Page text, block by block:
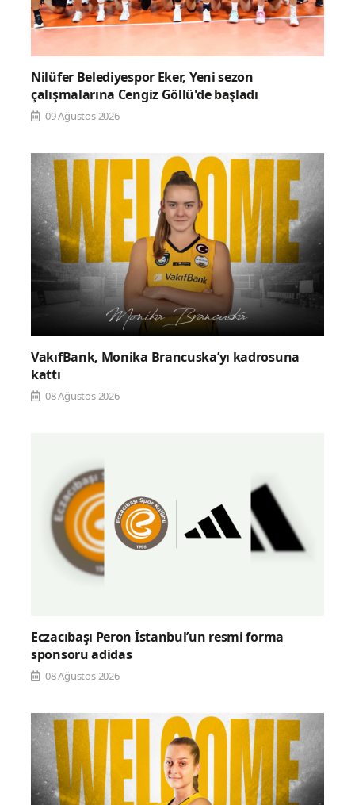
Nilüfer Belediyespor Eker, Yeni sezon
çalışmalarına Cengiz Göllü'de başladı
09 Ağustos 2026
VakıfBank, Monika Brancuska’yı kadrosuna
kattı
08 Ağustos 2026
Eczacıbaşı Peron İstanbul’un resmi forma
sponsoru adidas
08 Ağustos 2026